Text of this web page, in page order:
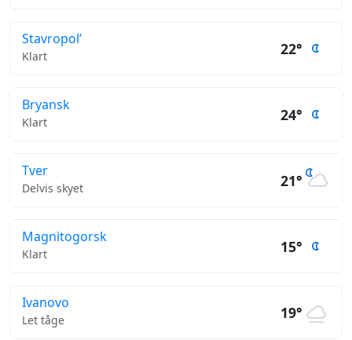
Stavropol’
Klart 22°
Bryansk
Klart 24°
Tver
Delvis skyet 21°
Magnitogorsk
Klart 15°
Ivanovo
Let tåge 19°